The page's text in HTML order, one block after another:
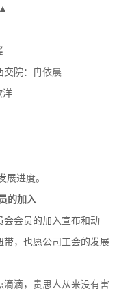
交院：冉依晨
洋
进度。
的加入
会员的加入宣布和动
，也愿公司工会的发展
滴，贵思人从来没有害